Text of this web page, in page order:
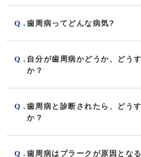
歯周病ってどんな病気?
自分が歯周病かどうか、どう
か？
歯周病と診断されたら、どう
か？
歯周病はプラークが原因とな